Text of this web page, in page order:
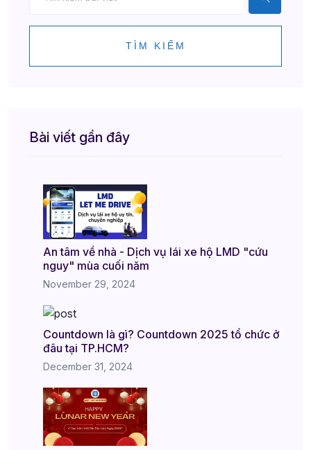
TÌM KIẾM
Bài viết gần đây
An tâm về nhà - Dịch vụ lái xe hộ LMD "cứu
nguy" mùa cuối năm
November 29, 2024
Countdown là gì? Countdown 2025 tổ chức ở
đâu tại TP.HCM?
December 31, 2024